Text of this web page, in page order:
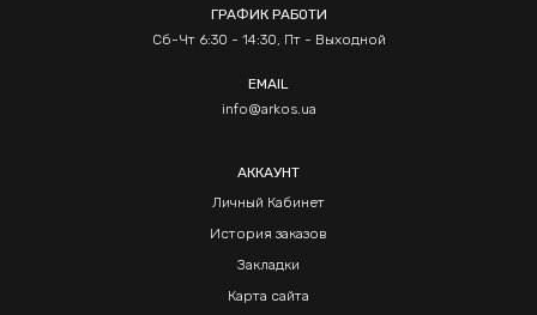
ГРАФИК РАБОТИ
Сб-Чт 6:30 - 14:30, Пт - Выходной
EMAIL
info@arkos.ua
АККАУНТ
Личный Кабинет
История заказов
Закладки
Карта сайта